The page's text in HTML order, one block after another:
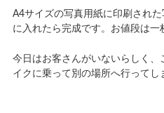
A4サイズの写真用紙に印刷され
に入れたら完成です。お値段は一
今日はお客さんがいないらしく
イクに乗って別の場所へ行ってし